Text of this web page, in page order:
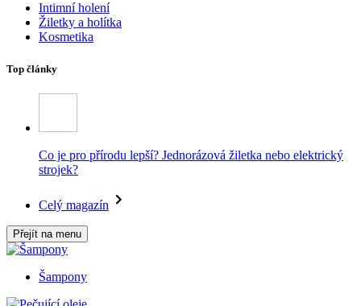
Intimní holení
Žiletky a holítka
Kosmetika
Top články
Co je pro přírodu lepší? Jednorázová žiletka nebo elektrický
strojek?
Celý magazín
Přejít na menu
Šampony